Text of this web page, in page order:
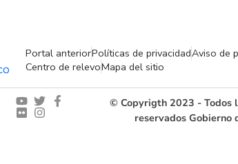
Portal anteriorPolíticas de privacidadAviso de
Centro de relevoMapa del sitio
© Copyrigth 2023 - Todos
reservados Gobierno